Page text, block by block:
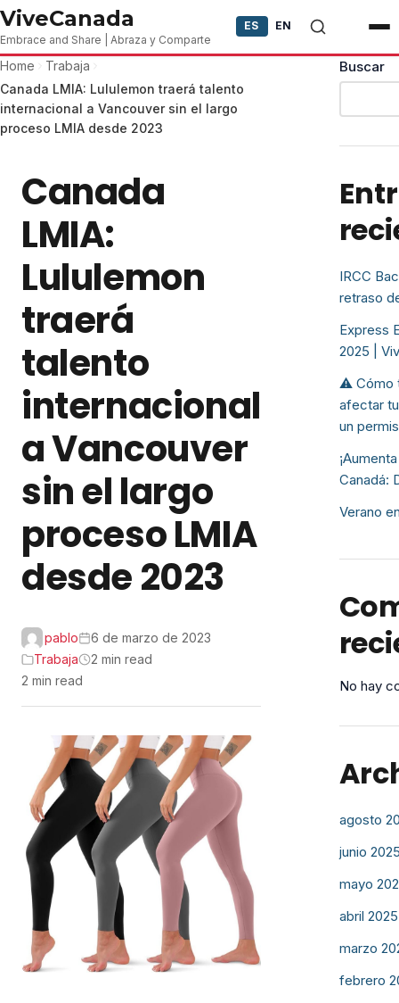
Skip to content
ViveCanada
Embrace and Share | Abraza y Comparte
ES EN
Home
Trabaja
Canada LMIA: Lululemon traerá talento
internacional a Vancouver sin el largo
proceso LMIA desde 2023
Canada
LMIA:
Lululemon
traerá
talento
internacional
a Vancouver
sin el largo
proceso LMIA
desde 2023
pablo
6 de marzo de 2023
Trabaja
2 min read
2 min read
Buscar
IRCC
retraso
Express
2025 |
⚠️ Cómo
afectar
un
Canadá:
Verano
No hay
agosto
junio
mayo
abril 2025
marzo
febrero